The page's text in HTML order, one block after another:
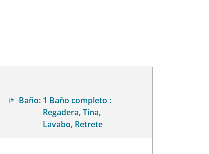
Baño: 1 Baño completo :
Regadera, Tina,
Lavabo, Retrete